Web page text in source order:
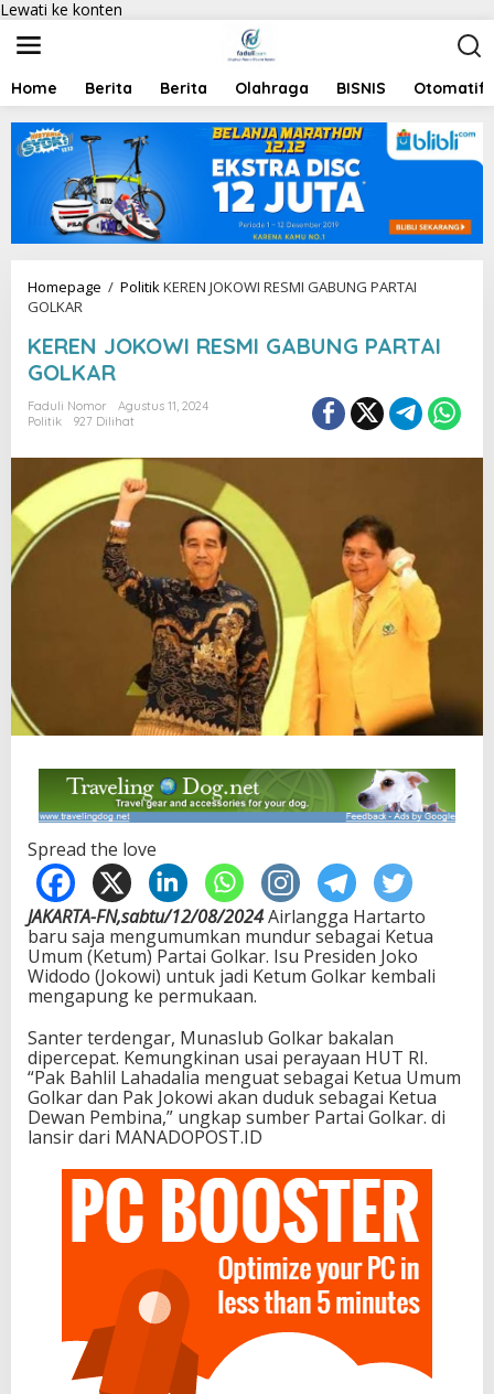
Lewati ke konten
Home Berita Berita Olahraga BISNIS Otomatif
Homepage / PolitikKEREN JOKOWI RESMI GABUNG PARTAI
GOLKAR
KEREN JOKOWI RESMI GABUNG PARTAI
GOLKAR
Faduli Nomor
Agustus 11, 2024
Politik
927 Dilihat
Spread the love
JAKARTA-FN,sabtu/12/08/2024Airlangga Hartarto
baru saja mengumumkan mundur sebagai Ketua
Umum (Ketum) Partai Golkar. Isu Presiden Joko
Widodo (Jokowi) untuk jadi Ketum Golkar kembali
mengapung ke permukaan.
Santer terdengar, Munaslub Golkar bakalan
dipercepat. Kemungkinan usai perayaan HUT RI.
“Pak Bahlil Lahadalia menguat sebagai Ketua Umum
Golkar dan Pak Jokowi akan duduk sebagai Ketua
Dewan Pembina,” ungkap sumber Partai Golkar. di
lansir dari MANADOPOST.ID